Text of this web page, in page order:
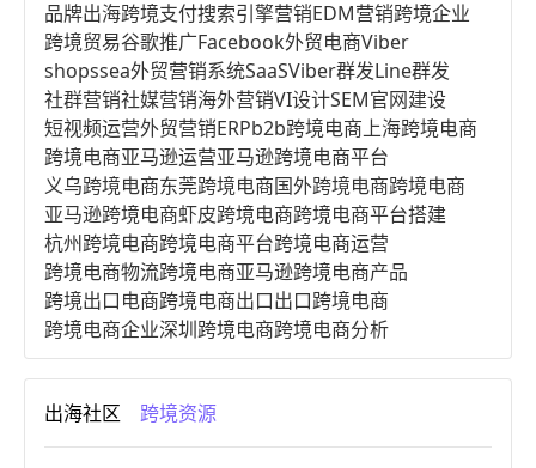
品牌出海跨境支付搜索引擎营销EDM营销跨境企业
跨境贸易谷歌推广Facebook外贸电商Viber
shopssea外贸营销系统SaaSViber群发Line群发
社群营销社媒营销海外营销VI设计SEM官网建设
短视频运营外贸营销ERPb2b跨境电商上海跨境电商
跨境电商亚马逊运营亚马逊跨境电商平台
义乌跨境电商东莞跨境电商国外跨境电商跨境电商
亚马逊跨境电商虾皮跨境电商跨境电商平台搭建
杭州跨境电商跨境电商平台跨境电商运营
跨境电商物流跨境电商亚马逊跨境电商产品
跨境出口电商跨境电商出口出口跨境电商
跨境电商企业深圳跨境电商跨境电商分析
进口跨境电商跨境电商服务广州跨境电商
跨境电商市场跨境电商创业跨境电商注册
跨境电商开店跨境电商营销
跨境电商商品个人跨境电商跨境电商案例
出海社区 跨境资源